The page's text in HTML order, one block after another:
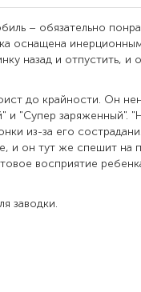
– обязательно
оснащена
назад и отпустить, и
до крайности. Он
и "Супер заряженный".
из-за его
и он тут же спешит на
восприятие
заводки.